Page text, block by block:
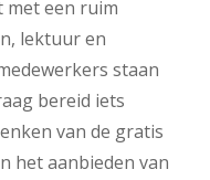
met een ruim
lektuur en
staan
bereid iets
van de gratis
het aanbieden van